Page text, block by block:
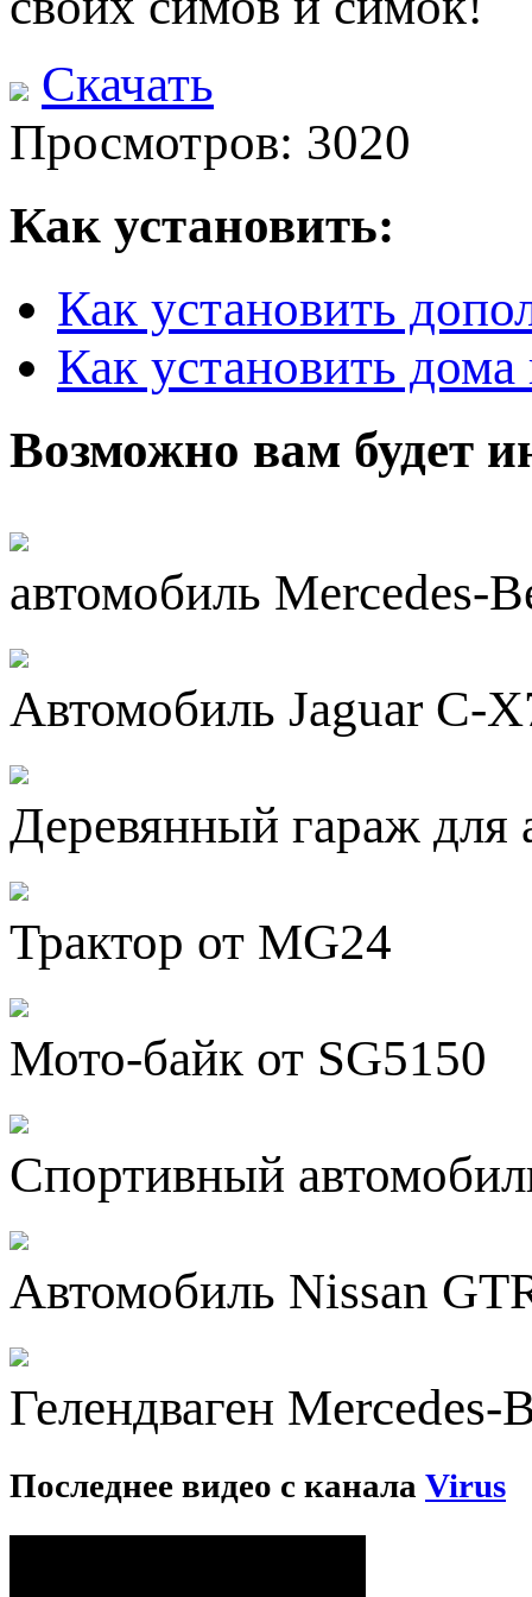
Скачать
Просмотров: 3020
Как установить:
Как установить
Как установить
Возможно вам будет
автомобиль Mercedes-
Автомобиль Jaguar C-
Деревянный гараж для
Трактор от MG24
Мото-байк от SG5150
Спортивный
Автомобиль Nissan
Гелендваген
Последнее видео с канала Virus